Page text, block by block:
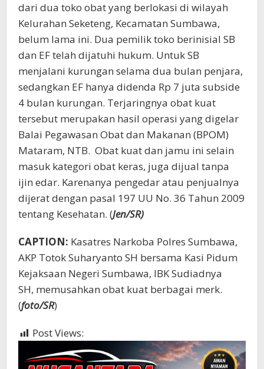
dari dua toko obat yang berlokasi di wilayah
Kelurahan Seketeng, Kecamatan Sumbawa,
belum lama ini. Dua pemilik toko berinisial SB
dan EF telah dijatuhi hukum. Untuk SB
menjalani kurungan selama dua bulan penjara,
sedangkan EF hanya didenda Rp 7 juta subside
4 bulan kurungan. Terjaringnya obat kuat
tersebut merupakan hasil operasi yang digelar
Balai Pegawasan Obat dan Makanan (BPOM)
Mataram, NTB. Obat kuat dan jamu ini selain
masuk kategori obat keras, juga dijual tanpa
ijin edar. Karenanya pengedar atau penjualnya
dijerat dengan pasal 197 UU No. 36 Tahun 2009
tentang Kesehatan. (Jen/SR)
CAPTION: Kasatres Narkoba Polres Sumbawa,
AKP Totok Suharyanto SH bersama Kasi Pidum
Kejaksaan Negeri Sumbawa, IBK Sudiadnya
SH, memusahkan obat kuat berbagai merk.
(foto/SR)
Post Views: